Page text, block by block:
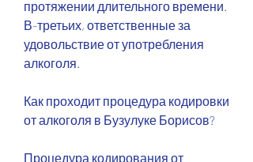
протяжении длительного времени.
В-третьих, ответственные за
удовольствие от употребления
алкоголя.
Как проходит процедура кодировки
от алкоголя в Бузулуке Борисов?
Процедура кодирования от